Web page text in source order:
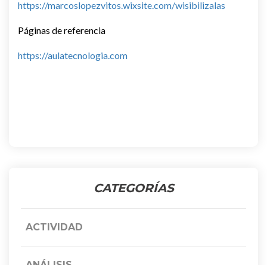
https://marcoslopezvitos.wixsite.com/wisibilizalas
Páginas de referencia
https://aulatecnologia.com
CATEGORÍAS
ACTIVIDAD